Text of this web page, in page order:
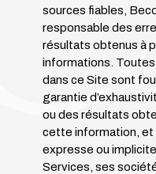
sources fiables,
responsable des
résultats obtenus à
informations.
dans ce Site sont
garantie
ou des résultats
cette information, et
expresse ou
Services , ses